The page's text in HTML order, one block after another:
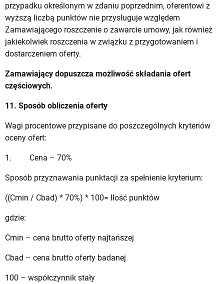
przypadku określonym w zdaniu poprzednim, oferentowi z
wyższą liczbą punktów nie przysługuje względem
Zamawiającego roszczenie o zawarcie umowy, jak również
jakiekolwiek roszczenia w związku z przygotowaniem i
dostarczeniem oferty.
Zamawiający dopuszcza możliwość składania ofert
częściowych.
11. Sposób obliczenia oferty
Wagi procentowe przypisane do poszczególnych kryteriów
oceny ofert:
1. Cena – 70%
Sposób przyznawania punktacji za spełnienie kryterium:
((Cmin / Cbad) * 70%) * 100= Ilość punktów
gdzie:
Cmin – cena brutto oferty najtańszej
Cbad – cena brutto oferty badanej
100 – współczynnik stały